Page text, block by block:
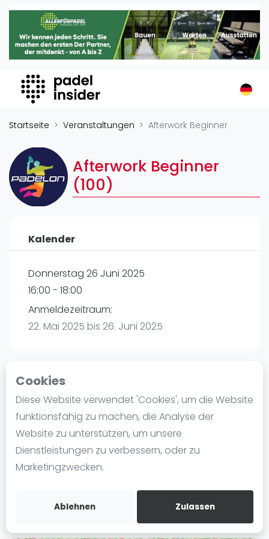
Cookies
Diese Website verwendet 'Cookies', um die Website
funktionsfähig zu machen, die Analyse der
Website zu unterstützen, um unsere
Dienstleistungen zu verbessern, oder zu
Marketingzwecken.
Ablehnen Zulassen
Padel Insider
Home
Organisationen
Buchungssysteme
Padel-Shops
Padelplatzbauer
Verschiedenes
Veranstaltungen
International
Ranking
Männer
Frauen
Blog
Die Geschichte von Padel
Regeln und Punktzählung
Padel Schläge
Video
Startseite Veranstaltungen Afterwork Beginner
Afterwork Beginner
(100)
Kalender
Donnerstag 26 Juni 2025
16:00 - 18:00
Anmeldezeitraum:
22. Mai 2025 bis 26. Juni 2025
Playtomic
Padelon Heilbronn | Heilbronn
Würzburger Straße 52
74078Heilbronn
Routebeschrijving